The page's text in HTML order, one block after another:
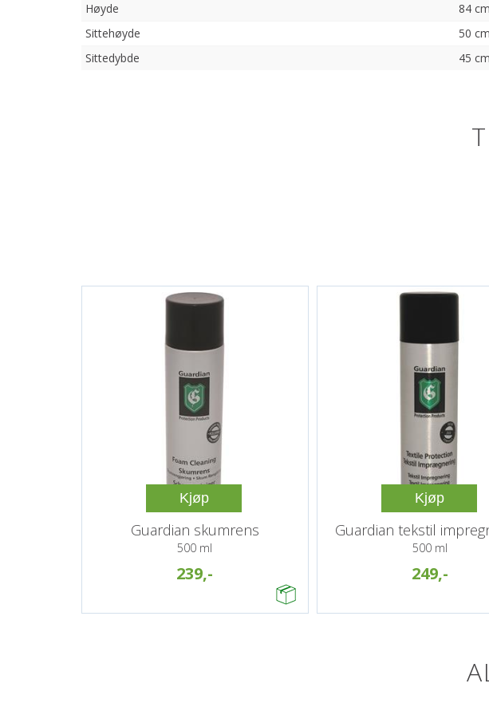
Høyde
84 cm
Sittehøyde
50 cm
Sittedybde
45 cm
Kjøp
Guardian skumrens
500 ml
239,-
Kjøp
Guardian tekstil
500 ml
249,-